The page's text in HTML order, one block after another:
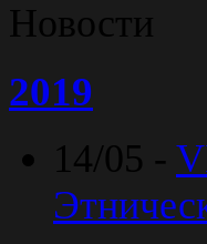
Новости
2019
14/05 -